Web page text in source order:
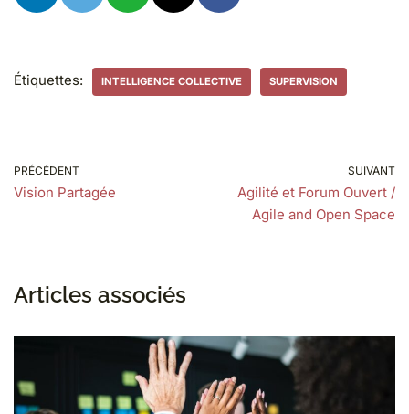
Étiquettes: INTELLIGENCE COLLECTIVE SUPERVISION
PRÉCÉDENT
Vision Partagée
SUIVANT
Agilité et Forum Ouvert /
Agile and Open Space
Articles associés